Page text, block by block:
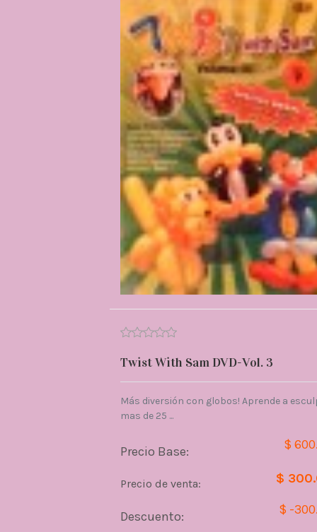
Twist With Sam DVD-Vol. 3
Más diversión con globos! Aprende a
mas de 25 ...
Precio Base: $
Precio de venta: $
Descuento: $ -